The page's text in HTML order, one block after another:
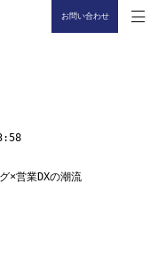
お問い合わせ
×営業DXの潮流